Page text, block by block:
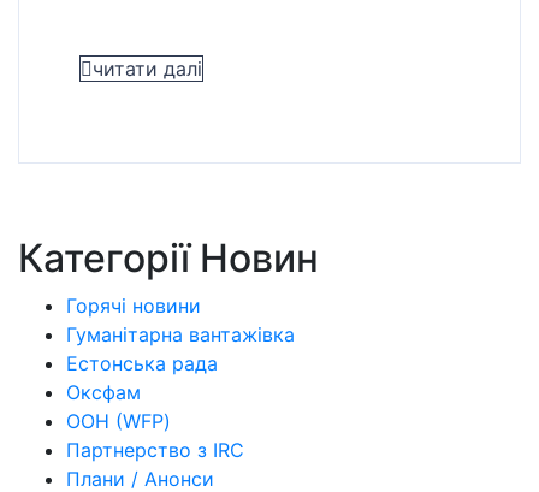
читати далі
Категорії Новин
Горячі новини
Гуманітарна вантажівка
Естонська рада
Оксфам
ООН (WFP)
Партнерство з IRC
Плани / Анонси